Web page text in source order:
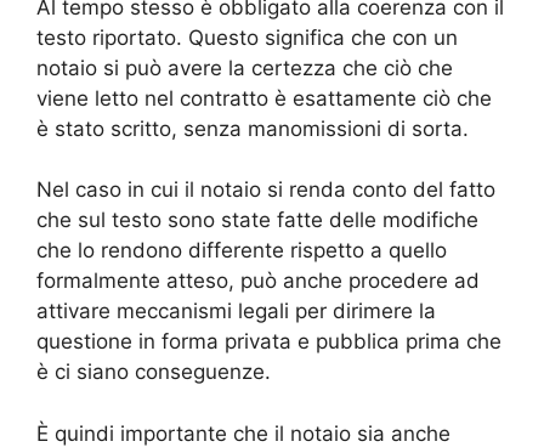
Al tempo stesso è obbligato alla coerenza con il
testo riportato. Questo significa che con un
notaio si può avere la certezza che ciò che
viene letto nel contratto è esattamente ciò che
è stato scritto, senza manomissioni di sorta.
Nel caso in cui il notaio si renda conto del fatto
che sul testo sono state fatte delle modifiche
che lo rendono differente rispetto a quello
formalmente atteso, può anche procedere ad
attivare meccanismi legali per dirimere la
questione in forma privata e pubblica prima che
è ci siano conseguenze.
È quindi importante che il notaio sia anche